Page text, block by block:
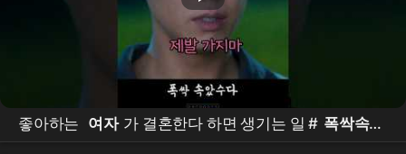
좋아하는 여자 가 결혼한다 하면 생기는 일 # 폭싹속았
수다